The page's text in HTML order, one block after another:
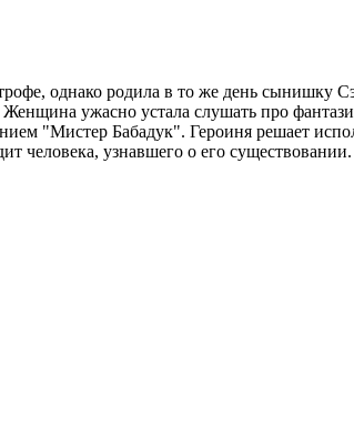
однако родила в то же день сынишку
ужасно устала слушать про
"Мистер Бабадук". Героиня решает
человека, узнавшего о его